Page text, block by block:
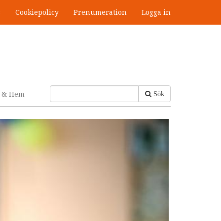
Cookiepolicy Prenumeration Logga in
Sök
Hem